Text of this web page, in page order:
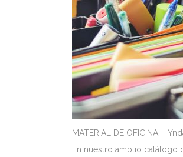
MATERIAL DE OFICINA –
En nuestro amplio catálogo